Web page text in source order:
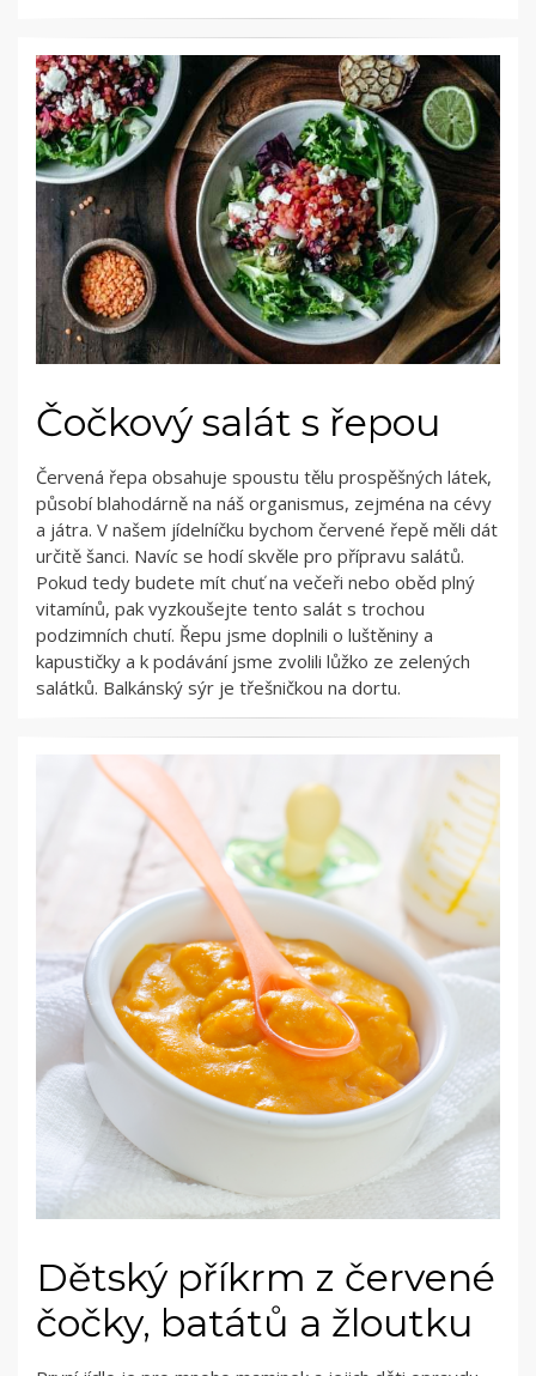
Čočkový salát s řepou
Červená řepa obsahuje spoustu tělu prospěšných látek,
působí blahodárně na náš organismus, zejména na cévy
a játra. V našem jídelníčku bychom červené řepě měli dát
určitě šanci. Navíc se hodí skvěle pro přípravu salátů.
Pokud tedy budete mít chuť na večeři nebo oběd plný
vitamínů, pak vyzkoušejte tento salát s trochou
podzimních chutí. Řepu jsme doplnili o luštěniny a
kapustičky a k podávání jsme zvolili lůžko ze zelených
salátků. Balkánský sýr je třešničkou na dortu.
Dětský příkrm z červené
čočky, batátů a žloutku